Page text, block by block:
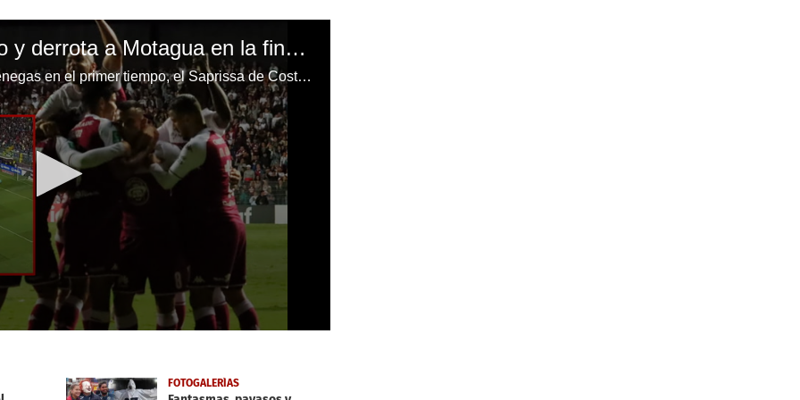
Saprissa pega primero y derrota a Motagua en la final de la Liga de Concacaf
Con un solitario gol de Johan Venegas en el primer tiempo, el Saprissa de Costa Rica derrotó a Motagua en la final de ida de la Liga de Concacaf. El juego de vuelta será el 26 de noviembre en Tegucigalpa.
FOTOGALERÍAS